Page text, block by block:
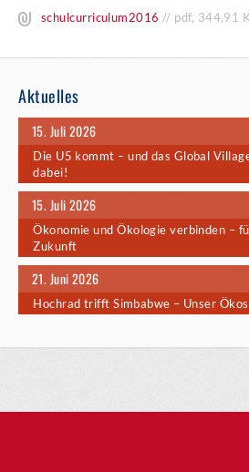
Angelina Rose
Marlee Westphal
schulcurriculum2016 // pdf, 344,91
Aktuelles
15. Juli 2026
Die U5 kommt – und das Global
dabei!
15. Juli 2026
Ökonomie und Ökologie verbinden –
Zukunft
21. Juni 2026
Hochrad trifft Simbabwe – Unser